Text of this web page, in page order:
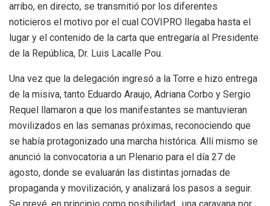
arribo, en directo, se transmitió por los diferentes
noticieros el motivo por el cual COVIPRO llegaba hasta el
lugar y el contenido de la carta que entregaría al Presidente
de la República, Dr. Luis Lacalle Pou.
Una vez que la delegación ingresó a la Torre e hizo entrega
de la misiva, tanto Eduardo Araujo, Adriana Corbo y Sergio
Requel llamaron a que los manifestantes se mantuvieran
movilizados en las semanas próximas, reconociendo que
se había protagonizado una marcha histórica. Allí mismo se
anunció la convocatoria a un Plenario para el día 27 de
agosto, donde se evaluarán las distintas jornadas de
propaganda y movilización, y analizará los pasos a seguir.